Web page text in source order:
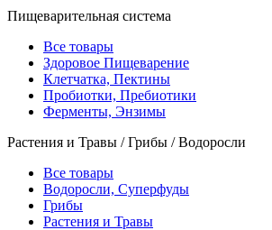
Пищеварительная система
Все товары
Здоровое Пищеварение
Клетчатка, Пектины
Пробиотки, Пребиотики
Ферменты, Энзимы
Растения и Травы / Грибы / Водоросли
Все товары
Водоросли, Суперфуды
Грибы
Растения и Травы